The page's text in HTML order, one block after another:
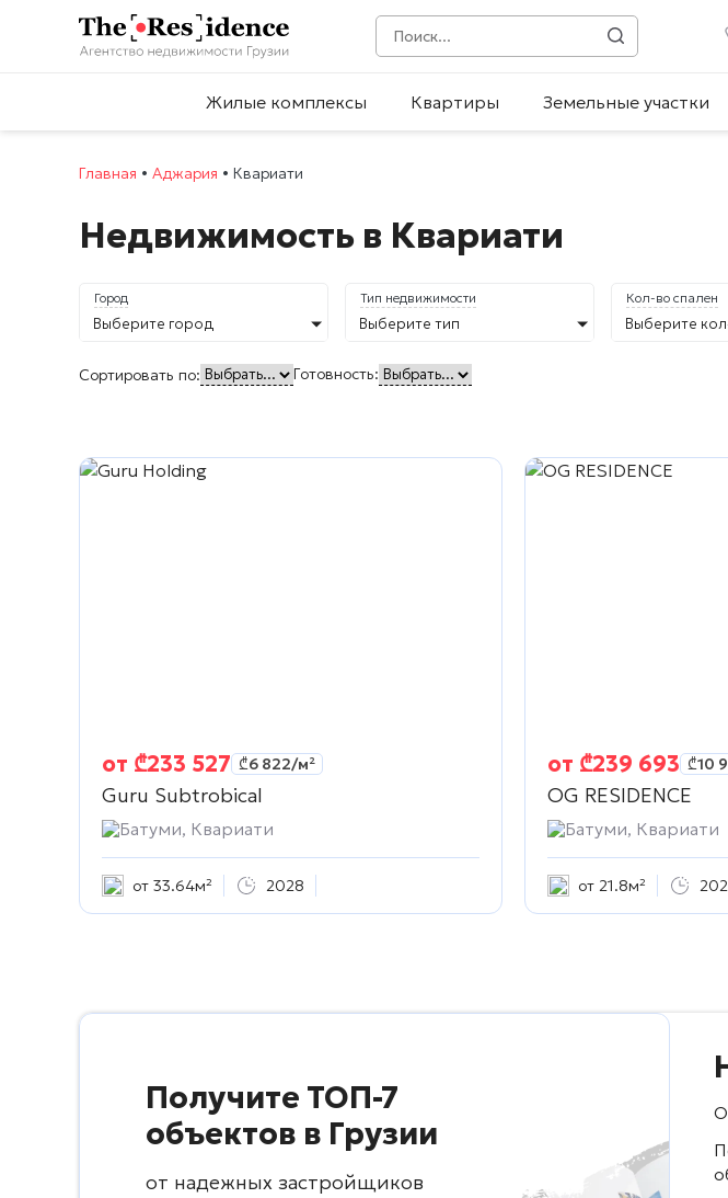
Жилые комплексы Квартиры Земельные участки
Главная • Аджария • Квариати
Недвижимость в Квариати
Город
Выберите город
Тип недвижимости
Выберите тип
Кол-во спален
Выберите
Сортировать по: Готовность:
от ₾233 527 ₾6 822/м²
Guru Subtrobical
Батуми, Квариати
от 33.64м² 2028
от ₾239 693 ₾10
OG RESIDENCE
Батуми, Квариати
от 21.8м²
Получите ТОП-7
объектов в Грузии
от надежных застройщиков